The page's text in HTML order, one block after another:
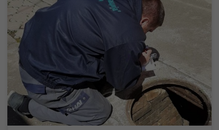
У уторак 12. јула наставља се прво редовно очитавање
водомера у три насељена места: Меленцима, Орловату и
Томашевцу, док је у Зрењанину и осталим насељеним местима
где водоводну мрежу одржава ЈКП „Водовод и канализација“
Зрењанин исто успешно завршено. Очитавање ће се вршити
сваког радног дана од 8 до 14 часова. […]